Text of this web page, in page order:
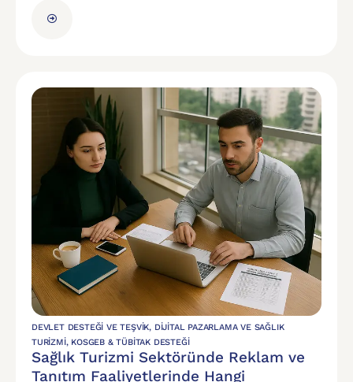
DEVLET DESTEĞI VE TEŞVIK, DIJITAL PAZARLAMA VE SAĞLIK
TURIZMI, KOSGEB & TÜBİTAK DESTEĞI
Sağlık Turizmi Sektöründe Reklam ve
Tanıtım Faaliyetlerinde Hangi